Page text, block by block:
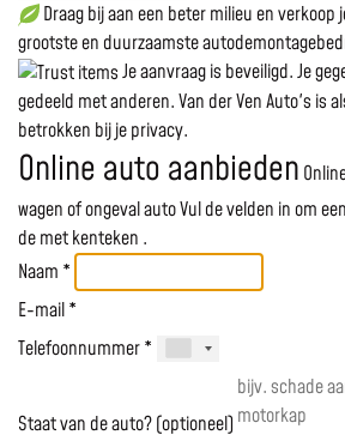
Draag bij aan een beter milieu en verkoop
grootste en duurzaamste
Je aanvraag is beveiligd. Je
gedeeld met anderen. Van der Ven Auto's is
betrokken bij je privacy.
Online auto aanbieden
wagen of ongeval autoVul de velden in om
demet kenteken .
Naam *
E-mail *
Telefoonnummer *
Staat van de auto? (optioneel)